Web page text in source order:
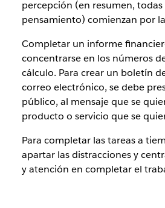
percepción (en resumen, todas
pensamiento) comienzan por
Completar un informe
concentrarse en los números
cálculo. Para crear un boletín
correo electrónico, se debe
público, al mensaje que se
producto o servicio que se
Para completar las tareas a
apartar las distracciones y
y atención en completar el